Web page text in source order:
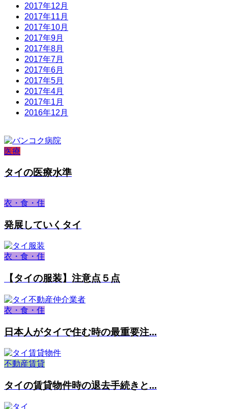
2017年12月
2017年11月
2017年10月
2017年9月
2017年8月
2017年7月
2017年6月
2017年5月
2017年4月
2017年1月
2016年12月
医療
タイの医療水準
衣・食・住
発展していくタイ
衣・食・住
【タイの服装】注意点５点
衣・食・住
日本人がタイで住む時の最重要注...
不動産賃貸
タイの賃貸物件時の退去手続きと...